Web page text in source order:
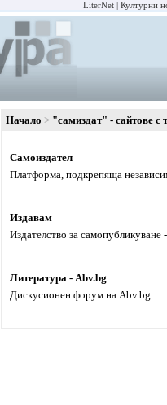
LiterNet Културни
Начало "самиздат" - сайтове с
Самоиздател
Платформа, подкрепяща
Издавам
Издателство за
Литература - Abv.bg
Дискусионен форум на Abv.bg.